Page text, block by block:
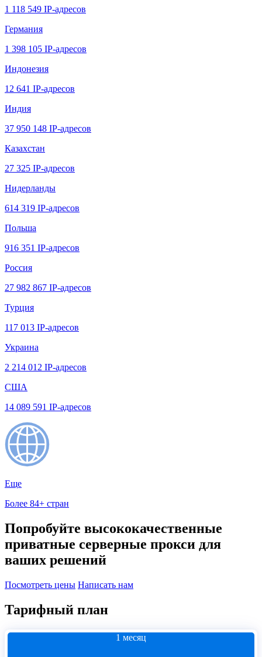
1 118 549 IP-адресов
Германия
1 398 105 IP-адресов
Индонезия
12 641 IP-адресов
Индия
37 950 148 IP-адресов
Казахстан
27 325 IP-адресов
Нидерланды
614 319 IP-адресов
Польша
916 351 IP-адресов
Россия
27 982 867 IP-адресов
Турция
117 013 IP-адресов
Украина
2 214 012 IP-адресов
США
14 089 591 IP-адресов
Еще
Более 84+ стран
Попробуйте высококачественные
приватные серверные прокси для
ваших решений
Посмотреть цены Написать нам
Тарифный план
1 месяц